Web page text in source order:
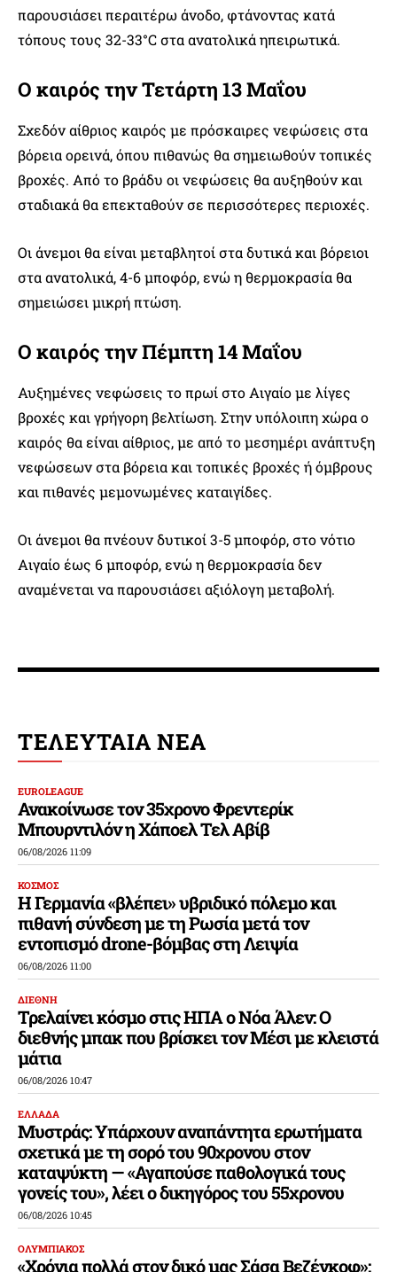
παρουσιάσει περαιτέρω άνοδο, φτάνοντας κατά
τόπους τους 32-33°C στα ανατολικά ηπειρωτικά.
Ο καιρός την Τετάρτη 13 Μαΐου
Σχεδόν αίθριος καιρός με πρόσκαιρες νεφώσεις στα
βόρεια ορεινά, όπου πιθανώς θα σημειωθούν τοπικές
βροχές. Από το βράδυ οι νεφώσεις θα αυξηθούν και
σταδιακά θα επεκταθούν σε περισσότερες περιοχές.
Οι άνεμοι θα είναι μεταβλητοί στα δυτικά και βόρειοι
στα ανατολικά, 4-6 μποφόρ, ενώ η θερμοκρασία θα
σημειώσει μικρή πτώση.
Ο καιρός την Πέμπτη 14 Μαΐου
Αυξημένες νεφώσεις το πρωί στο Αιγαίο με λίγες
βροχές και γρήγορη βελτίωση. Στην υπόλοιπη χώρα ο
καιρός θα είναι αίθριος, με από το μεσημέρι ανάπτυξη
νεφώσεων στα βόρεια και τοπικές βροχές ή όμβρους
και πιθανές μεμονωμένες καταιγίδες.
Οι άνεμοι θα πνέουν δυτικοί 3-5 μποφόρ, στο νότιο
Αιγαίο έως 6 μποφόρ, ενώ η θερμοκρασία δεν
αναμένεται να παρουσιάσει αξιόλογη μεταβολή.
ΤΕΛΕΥΤΑΙΑ ΝΕΑ
EUROLEAGUE
Ανακοίνωσε τον 35χρονο Φρεντερίκ
Μπουρντιλόν η Χάποελ Τελ Αβίβ
06/08/2026 11:09
ΚΟΣΜΟΣ
Η Γερμανία «βλέπει» υβριδικό πόλεμο και
πιθανή σύνδεση με τη Ρωσία μετά τον
εντοπισμό drone-βόμβας στη Λειψία
06/08/2026 11:00
ΔΙΕΘΝΗ
Τρελαίνει κόσμο στις ΗΠΑ ο Νόα Άλεν: Ο
διεθνής μπακ που βρίσκει τον Μέσι με κλειστά
μάτια
06/08/2026 10:47
ΕΛΛΑΔΑ
Μυστράς: Υπάρχουν αναπάντητα ερωτήματα
σχετικά με τη σορό του 90χρονου στον
καταψύκτη — «Αγαπούσε παθολογικά τους
γονείς του», λέει ο δικηγόρος του 55χρονου
06/08/2026 10:45
ΟΛΥΜΠΙΑΚΟΣ
«Χρόνια πολλά στον δικό μας Σάσα Βεζένκοφ»: